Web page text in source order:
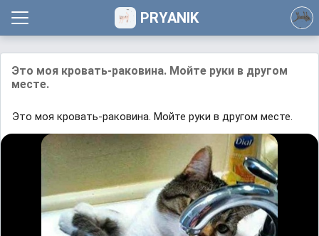
PRYANIK
Это моя кровать-раковина. Мойте руки в другом
месте.
Это моя кровать-раковина. Мойте руки в другом месте.